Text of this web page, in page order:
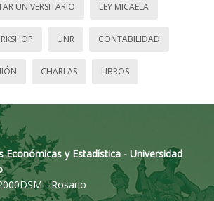
UNIVERSITARIO LEY MICAELA
UNR CONTABILIDAD
CHARLAS LIBROS
Económicas y Estadística - Universidad
- Rosario